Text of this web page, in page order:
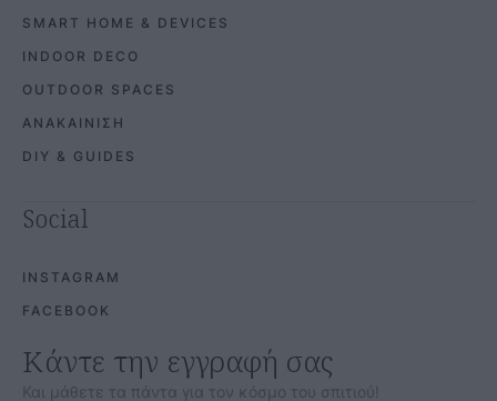
SMART HOME & DEVICES
INDOOR DECO
OUTDOOR SPACES
ΑΝΑΚΑΙΝΙΣΗ
DIY & GUIDES
Social
INSTAGRAM
FACEBOOK
Κάντε την εγγραφή σας
Και μάθετε τα πάντα για τον κόσμο του σπιτιού!